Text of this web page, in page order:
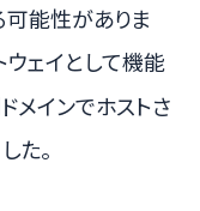
可能性がありま
ェイとして機能
メインでホストさ
た。